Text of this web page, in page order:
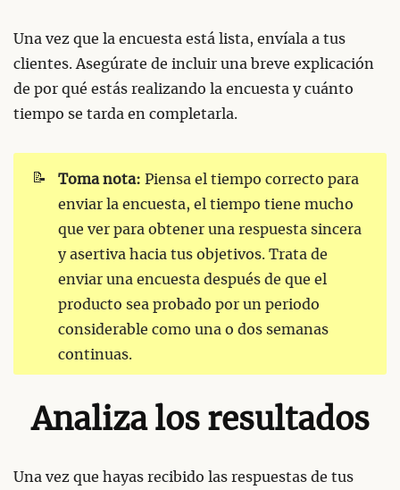
Una vez que la encuesta está lista, envíala a tus
clientes. Asegúrate de incluir una breve explicación
de por qué estás realizando la encuesta y cuánto
tiempo se tarda en completarla.
📝 Toma nota: Piensa el tiempo correcto para
enviar la encuesta, el tiempo tiene mucho
que ver para obtener una respuesta sincera
y asertiva hacia tus objetivos. Trata de
enviar una encuesta después de que el
producto sea probado por un periodo
considerable como una o dos semanas
continuas.
Analiza los resultados
Una vez que hayas recibido las respuestas de tus